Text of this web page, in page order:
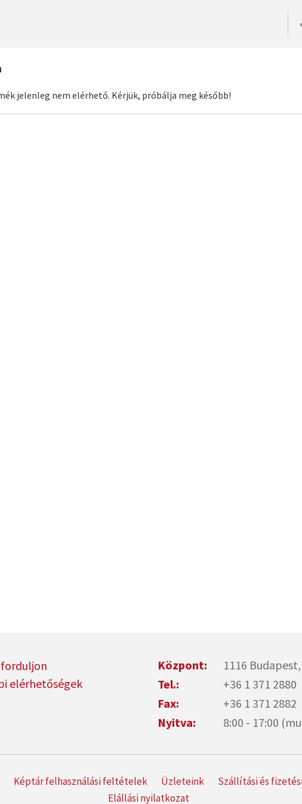
jelenleg nem elérhető. Kérjük, próbálja meg később!
elérhetőségek
Központ: 1116 Budapest,
Tel.:
+36 1 371 2880
Fax:
+36 1 371 2882
Nyitva:
8:00 - 17:00
Képtár felhasználási feltételek Üzleteink Szállítási és
Elállási nyilatkozat